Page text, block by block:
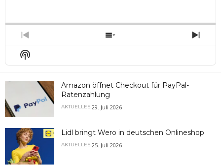
Previous
Episode
Show
Episodes
Next
Show
Podcast
Information
Amazon öffnet Checkout für PayPal-
Ratenzahlung
AKTUELLES 29. Juli 2026
Lidl bringt Wero in deutschen Onlineshop
AKTUELLES 25. Juli 2026